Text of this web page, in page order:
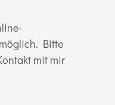
Bitte
mit mir